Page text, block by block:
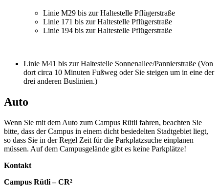
Linie M29 bis zur Haltestelle Pflügerstraße
Linie 171 bis zur Haltestelle Pflügerstraße
Linie 194 bis zur Haltestelle Pflügerstraße
Linie M41 bis zur Haltestelle Sonnenallee/Pannierstraße (Von
dort circa 10 Minuten Fußweg oder Sie steigen um in eine der
drei anderen Buslinien.)
Auto
Wenn Sie mit dem Auto zum Campus Rütli fahren, beachten Sie
bitte, dass der Campus in einem dicht besiedelten Stadtgebiet liegt,
so dass Sie in der Regel Zeit für die Parkplatzsuche einplanen
müssen. Auf dem Campusgelände gibt es keine Parkplätze!
Kontakt
Campus Rütli – CR²